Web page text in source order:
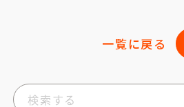
一覧に戻る